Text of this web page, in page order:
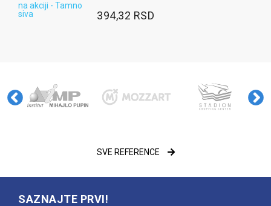
394,32 RSD
SVE REFERENCE
SAZNAJTE PRVI!